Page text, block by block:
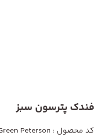
فندک پترسون سبز
کد محصول : Green Peterson